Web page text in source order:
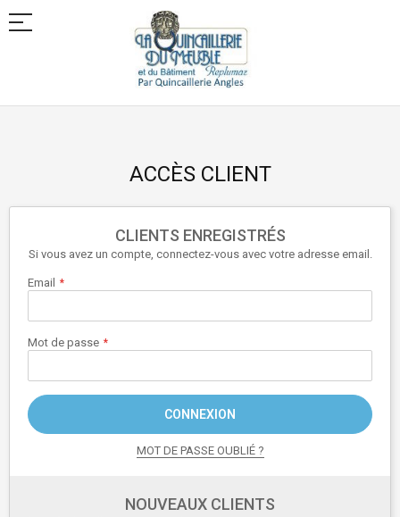
Allez
ACCÈS CLIENT
CLIENTS ENREGISTRÉS
Si vous avez un compte, connectez-vous avec votre adresse email.
Email
Mot de passe
CONNEXION
MOT DE PASSE OUBLIÉ ?
NOUVEAUX CLIENTS